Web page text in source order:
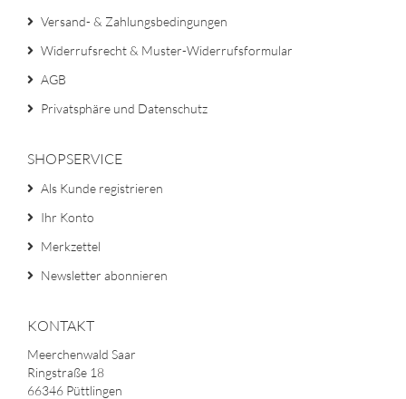
Versand- & Zahlungsbedingungen
Widerrufsrecht & Muster-Widerrufsformular
AGB
Privatsphäre und Datenschutz
SHOPSERVICE
Als Kunde registrieren
Ihr Konto
Merkzettel
Newsletter abonnieren
KONTAKT
Meerchenwald Saar
Ringstraße 18
66346 Püttlingen